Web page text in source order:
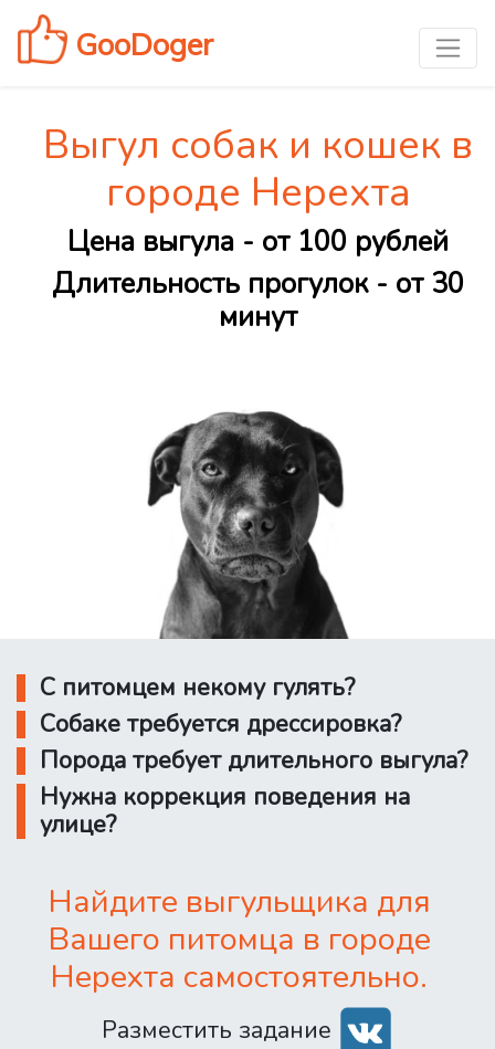
GooDoger
Выгул собак и кошек в
городе Нерехта
Цена выгула - от 100 рублей
Длительность прогулок - от 30
минут
С питомцем некому гулять?
Собаке требуется дрессировка?
Порода требует длительного выгула?
Нужна коррекция поведения на
улице?
Найдите выгульщика для
Вашего питомца в городе
Нерехта самостоятельно.
Разместить задание